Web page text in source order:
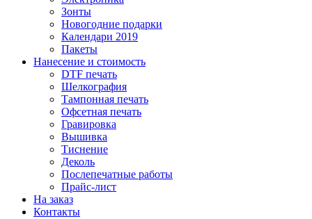
Зонты
Новогодние подарки
Календари 2019
Пакеты
Нанесение и стоимость
DTF печать
Шелкография
Тампонная печать
Офсетная печать
Гравировка
Вышивка
Тиснение
Деколь
Послепечатные работы
Прайс-лист
На заказ
Контакты